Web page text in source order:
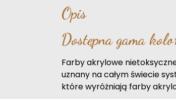
Opis
Dostępna gama
Farby akrylowe
uznany na całym świecie
które wyróżniają farby